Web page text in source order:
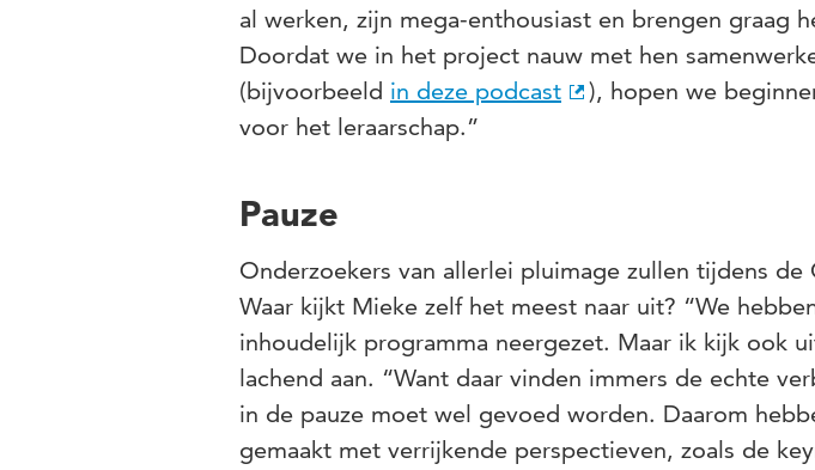
al werken, zijn mega-enthousiast en brengen graag
Doordat we in het project nauw met hen
(bijvoorbeeld in deze podcast
), hopen we
voor het leraarschap.”
Pauze
Onderzoekers van allerlei pluimage zullen tijdens de
Waar kijkt Mieke zelf het meest naar uit? “We
inhoudelijk programma neergezet. Maar ik kijk ook
lachend aan. “Want daar vinden immers de echte
in de pauze moet wel gevoed worden. Daarom
gemaakt met verrijkende perspectieven, zoals de